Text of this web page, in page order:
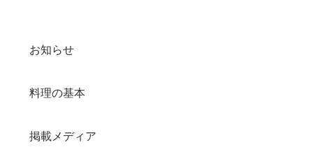
お知らせ
料理の基本
掲載メディア